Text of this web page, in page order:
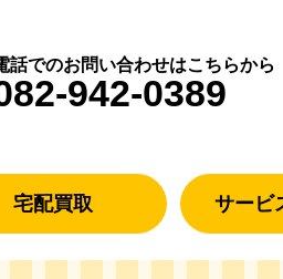
話でのお問い合わせはこちらから
942-0389
宅配買取 サービ